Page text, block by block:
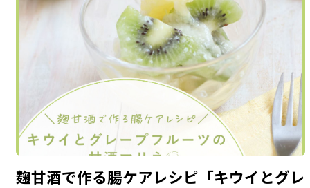
麹甘酒で作る腸ケアレシピ「キウイとグレ